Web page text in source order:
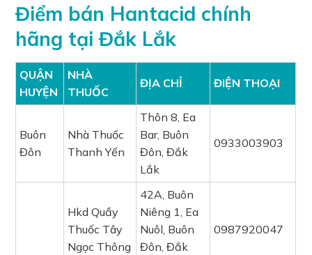
Điểm bán Hantacid chính
hãng tại Đắk Lắk
QUẬN
HUYỆN
NHÀ
THUỐC
ĐỊA CHỈ ĐIỆN THOẠI
Buôn
Đôn
Nhà Thuốc
Thanh Yến
Thôn 8, Ea
Bar, Buôn
Đôn, Đắk
Lắk
0933003903
Hkd Quầy
Thuốc Tây
Ngọc Thông
42A, Buôn
Niêng 1, Ea
Nuôl, Buôn
Đôn, Đắk
0987920047